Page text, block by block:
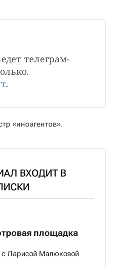
телеграм-
.
«иноагентов».
ВХОДИТ В
площадка
с Ларисой Малюковой